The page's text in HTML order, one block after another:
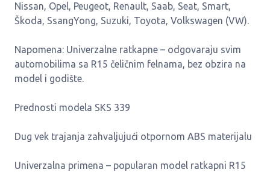
Nissan, Opel, Peugeot, Renault, Saab, Seat, Smart,
Škoda, SsangYong, Suzuki, Toyota, Volkswagen (VW).
Napomena: Univerzalne ratkapne – odgovaraju svim
automobilima sa R15 čeličnim felnama, bez obzira na
model i godište.
Prednosti modela SKS 339
Dug vek trajanja zahvaljujući otpornom ABS materijalu
Univerzalna primena – popularan model ratkapni R15